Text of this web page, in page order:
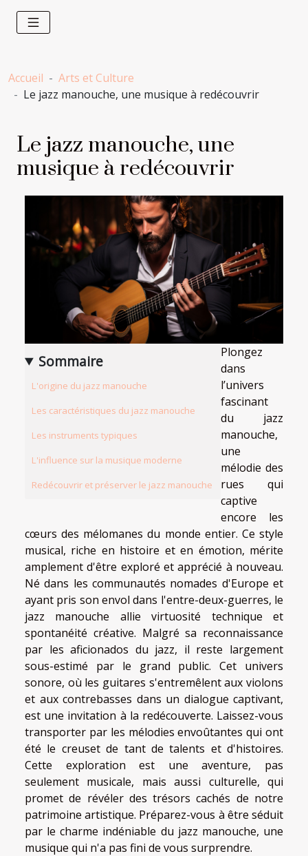
Accueil
Arts et Culture
Le jazz manouche, une musique à redécouvrir
Le jazz manouche, une
musique à redécouvrir
Sommaire
L'origine du jazz manouche
Les caractéristiques du jazz manouche
Les instruments typiques
L'influence sur la musique moderne
Redécouvrir et préserver le jazz manouche
Plongez
dans
l’univers
fascinant
du jazz
manouche,
une
mélodie des
rues qui
captive
encore les
cœurs des mélomanes du monde entier. Ce style
musical, riche en histoire et en émotion, mérite
amplement d'être exploré et apprécié à nouveau.
Né dans les communautés nomades d'Europe et
ayant pris son envol dans l'entre-deux-guerres, le
jazz manouche allie virtuosité technique et
spontanéité créative. Malgré sa reconnaissance
par les aficionados du jazz, il reste largement
sous-estimé par le grand public. Cet univers
sonore, où les guitares s'entremêlent aux violons
et aux contrebasses dans un dialogue captivant,
est une invitation à la redécouverte. Laissez-vous
transporter par les mélodies envoûtantes qui ont
été le creuset de tant de talents et d'histoires.
Cette exploration est une aventure, pas
seulement musicale, mais aussi culturelle, qui
promet de révéler des trésors cachés de notre
patrimoine artistique. Préparez-vous à être séduit
par le charme indéniable du jazz manouche, une
musique qui n'a pas fini de vous surprendre.